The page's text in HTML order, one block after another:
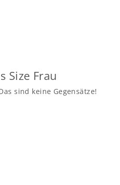
Size Frau
sind keine Gegensätze!